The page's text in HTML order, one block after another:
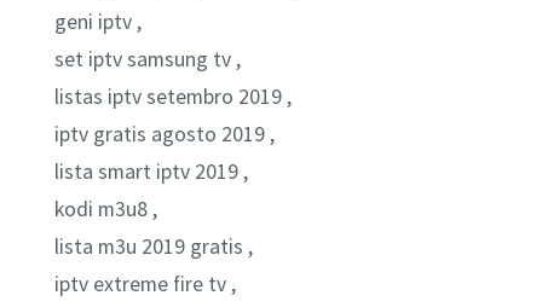
geni iptv ,
set iptv samsung tv ,
listas iptv setembro 2019 ,
iptv gratis agosto 2019 ,
lista smart iptv 2019 ,
kodi m3u8 ,
lista m3u 2019 gratis ,
iptv extreme fire tv ,